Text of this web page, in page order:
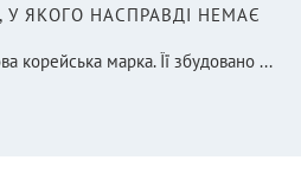
У ЯКОГО НАСПРАВДІ НЕМАЄ
корейська марка. Її збудовано ...